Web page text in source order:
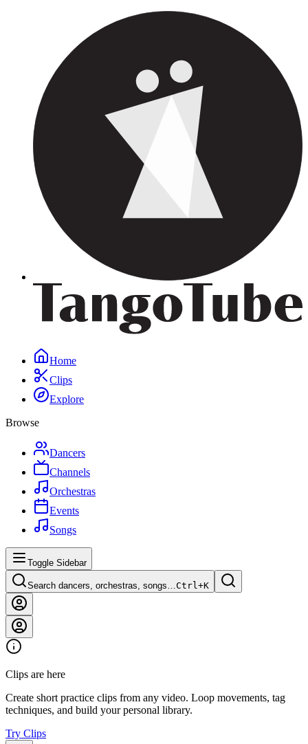
Home
Clips
Explore
Browse
Dancers
Channels
Orchestras
Events
Songs
Toggle Sidebar
Search dancers, orchestras, songs…Ctrl+K
Clips are here
Create short practice clips from any video. Loop movements, tag
techniques, and build your personal library.
Try Clips